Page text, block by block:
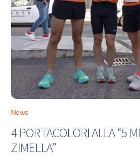
News
4 PORTACOLORI ALLA “5
ZIMELLA”